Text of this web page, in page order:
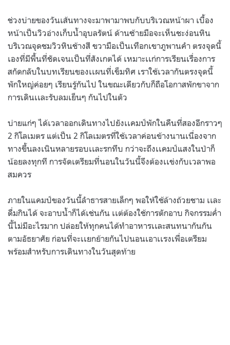
ช่วงบ่ายของวันเส้นทางจะมาพามาพบกับบริเวณหน้าผา เบื้อง
หน้าเป็นวิวอ่างเก็บน้ำอุบลรัตน์ ด้านซ้ายมือจะเห็นชะง่อนหิน
บริเวณจุดชมวิวหินช้างสี ขวามือเป็นเทือกเขาภูพานคำ ตรงจุดนี้
เองที่มีพื้นที่ชัดเจนเป็นที่สังเกตได้ เหมาะเเก่การเรียนเรื่องการ
สกัดกลับในบทเรียนของเเผนที่เข็มทิศ เราใช้เวลากันตรงจุดนี้
พักใหญ่ค่อยๆ เรียนรู้กันไป ในขณะเดียวกับก็ถือโอกาสพักขาจาก
การเดินเเละรับลมเย็นๆ กันไปในตัว
บ่ายแก่ๆ ได้เวลาออกเดินทางไปยังเเคมป์พักในคืนที่สองอีกราวๆ
2 กิโลเมตร แต่เป็น 2 กิโลเมตรที่ใช้เวลาค่อนข้างนานเนื่องจาก
ทางขึ้นลงเนินหลายรอบเเละรกทึบ กว่าจะถึงเเคมป์แสงในป่าก็
น้อยลงทุกที การจัดเตรียมที่นอนในวันนี้จึงต้องเเข่งกับเวลาพอ
สมควร
ภายในแคมป์ของวันนี้ลำธารสายเล็กๆ พอให้ใช้ล้างถ้วยชาม เเละ
ดื่มกินได้ จะอาบน้ำก็ได้เช่นกัน เเต่ต้องใช้การตักอาบ กิจกรรมค่ำ
นี้ไม่มีอะไรมาก ปล่อยให้ทุกคนได้ทำอาหารเเละสนทนากันกัน
ตามอัธยาศัย ก่อนที่จะเเยกย้ายกันไปนอนเอาเเรงเพื่อเตรียม
พร้อมสำหรับการเดินทางในวันสุดท้าย